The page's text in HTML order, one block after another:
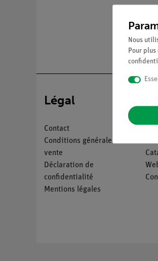
Légal
Contact
Conditions générales de
vente
Déclaration de
confidentialité
Mentions légales
Nous
Pour